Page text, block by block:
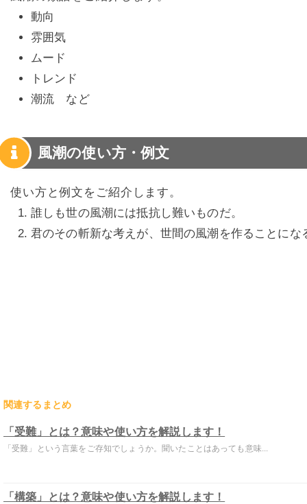
動向
雰囲気
ムード
トレンド
潮流 など
風潮の使い方・例文
使い方と例文をご紹介します。
誰しも世の風潮には抵抗し難いものだ。
君のその斬新な考えが、世間の風潮を作ることにな
関連するまとめ
「受難」とは？意味や使い方を解説します！
「受難」という言葉をご存知でしょうか。聞いたことはあっても意味...
「構築」とは？意味や使い方を解説します！